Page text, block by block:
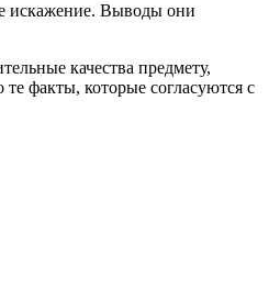
искажение. Выводы они
качества предмету,
факты, которые согласуются с